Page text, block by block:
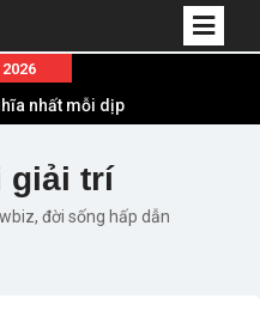
nhất mỗi dịp
comeback
quảng cáo
phẩm âm nhạc
giải trí
đời sống hấp dẫn